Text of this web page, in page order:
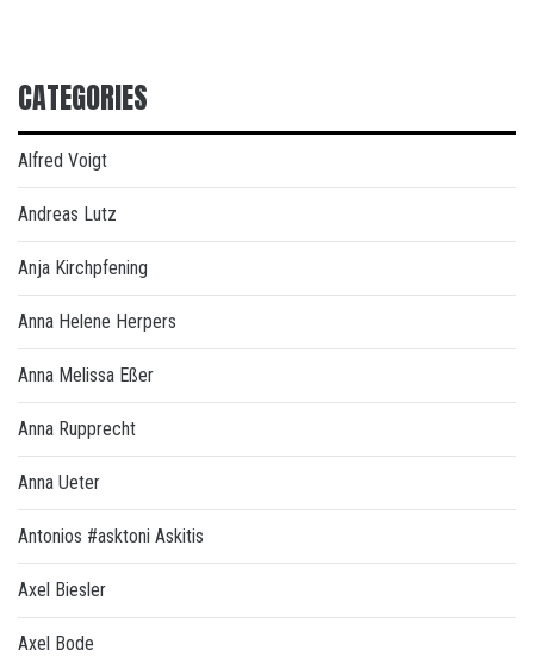
CATEGORIES
Alfred Voigt
Andreas Lutz
Anja Kirchpfening
Anna Helene Herpers
Anna Melissa Eßer
Anna Rupprecht
Anna Ueter
Antonios #asktoni Askitis
Axel Biesler
Axel Bode